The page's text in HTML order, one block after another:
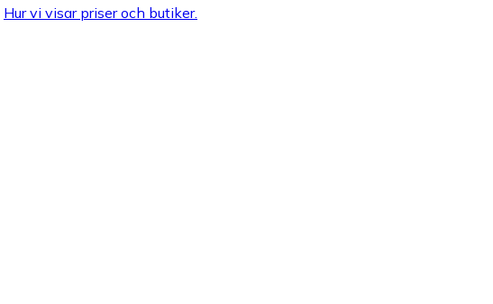
Hur vi visar priser och butiker.